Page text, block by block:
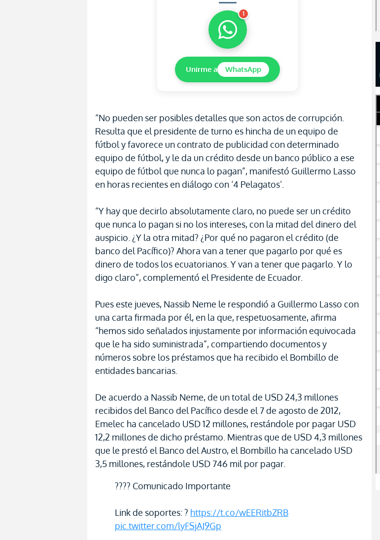
1
Unirme a WhatsApp
“No pueden ser posibles detalles que son actos de corrupción.
Resulta que el presidente de turno es hincha de un equipo de
fútbol y favorece un contrato de publicidad con determinado
equipo de fútbol, y le da un crédito desde un banco público a ese
equipo de fútbol que nunca lo pagan”, manifestó Guillermo Lasso
en horas recientes en diálogo con ‘4 Pelagatos’.
“Y hay que decirlo absolutamente claro, no puede ser un crédito
que nunca lo pagan si no los intereses, con la mitad del dinero del
auspicio. ¿Y la otra mitad? ¿Por qué no pagaron el crédito (de
banco del Pacífico)? Ahora van a tener que pagarlo por qué es
dinero de todos los ecuatorianos. Y van a tener que pagarlo. Y lo
digo claro”, complementó el Presidente de Ecuador.
Pues este jueves, Nassib Neme le respondió a Guillermo Lasso con
una carta firmada por él, en la que, respetuosamente, afirma
“hemos sido señalados injustamente por información equivocada
que le ha sido suministrada”, compartiendo documentos y
números sobre los préstamos que ha recibido el Bombillo de
entidades bancarias.
De acuerdo a Nassib Neme, de un total de USD 24,3 millones
recibidos del Banco del Pacífico desde el 7 de agosto de 2012,
Emelec ha cancelado USD 12 millones, restándole por pagar USD
12,2 millones de dicho préstamo. Mientras que de USD 4,3 millones
que le prestó el Banco del Austro, el Bombillo ha cancelado USD
3,5 millones, restándole USD 746 mil por pagar.
???? Comunicado Importante
Link de soportes: ? https://t.co/wEERitbZRB
pic.twitter.com/lyFSjAJ9Gp